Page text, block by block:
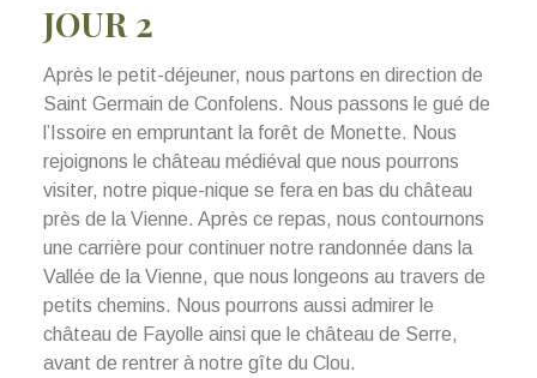
JOUR 2
Après le petit-déjeuner, nous partons en direction de
Saint Germain de Confolens. Nous passons le gué de
l’Issoire en empruntant la forêt de Monette. Nous
rejoignons le château médiéval que nous pourrons
visiter, notre pique-nique se fera en bas du château
près de la Vienne. Après ce repas, nous contournons
une carrière pour continuer notre randonnée dans la
Vallée de la Vienne, que nous longeons au travers de
petits chemins. Nous pourrons aussi admirer le
château de Fayolle ainsi que le château de Serre,
avant de rentrer à notre gîte du Clou.